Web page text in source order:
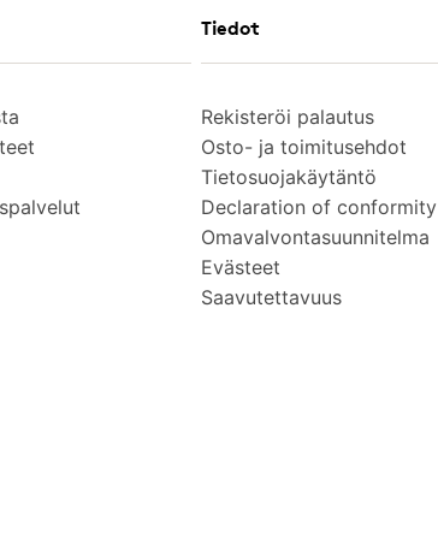
Tiedot
Rekisteröi palautus
Osto- ja toimitusehdot
Tietosuojakäytäntö
Declaration of conformity
Omavalvontasuunnitelma
Evästeet
Saavutettavuus